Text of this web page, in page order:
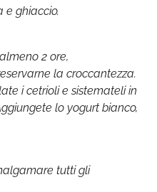
ghiaccio.
2 ore,
la croccantezza.
i cetrioli e sistemateli in
lo yogurt bianco,
tutti gli